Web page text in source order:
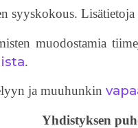
syyskokous. Lisätietoja
muodostamia
.
ja muuhunkin
Yhdistyksen